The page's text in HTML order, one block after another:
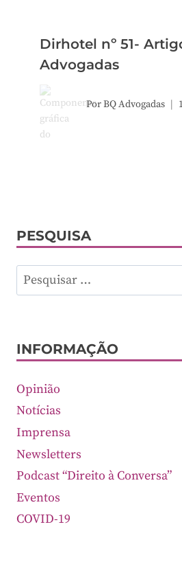
Dirhotel nº 51-
Advogadas
PorBQ Advogadas
PESQUISA
Pesquisar
por:
INFORMAÇÃO
Opinião
Notícias
Imprensa
Newsletters
Podcast “Direito à Conversa”
Eventos
COVID-19